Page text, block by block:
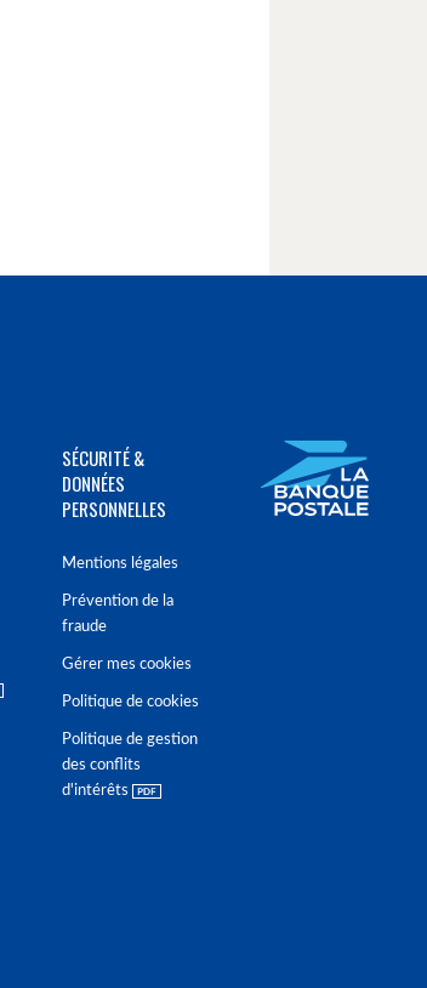
SÉCURITÉ &
DONNÉES
PERSONNELLES
Mentions légales
Prévention de la
fraude
Gérer mes cookies
Politique de cookies
Politique de gestion
des conflits
d'intérêts